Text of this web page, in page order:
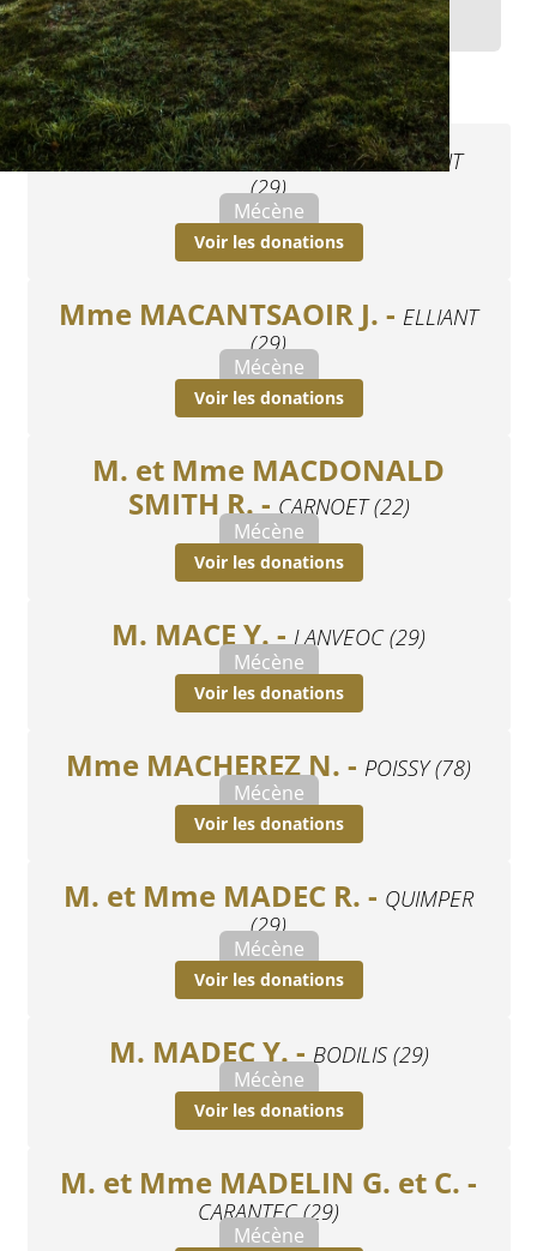
Y
Z
M. MACANTSAOIR F. -ELLIANT
(29)
Mécène
Voir les donations
Mme MACANTSAOIR J. - ELLIANT
(29)
Mécène
Voir les donations
M. et Mme MACDONALD
SMITH R. -CARNOET (22)
Mécène
Voir les donations
M. MACE Y. -LANVEOC (29)
Mécène
Voir les donations
Mme MACHEREZ N. - POISSY (78)
Mécène
Voir les donations
M. et Mme MADEC R. - QUIMPER
(29)
Mécène
Voir les donations
M. MADEC Y. -BODILIS (29)
Mécène
Voir les donations
M. et Mme MADELIN G. et C. -
CARANTEC (29)
Mécène